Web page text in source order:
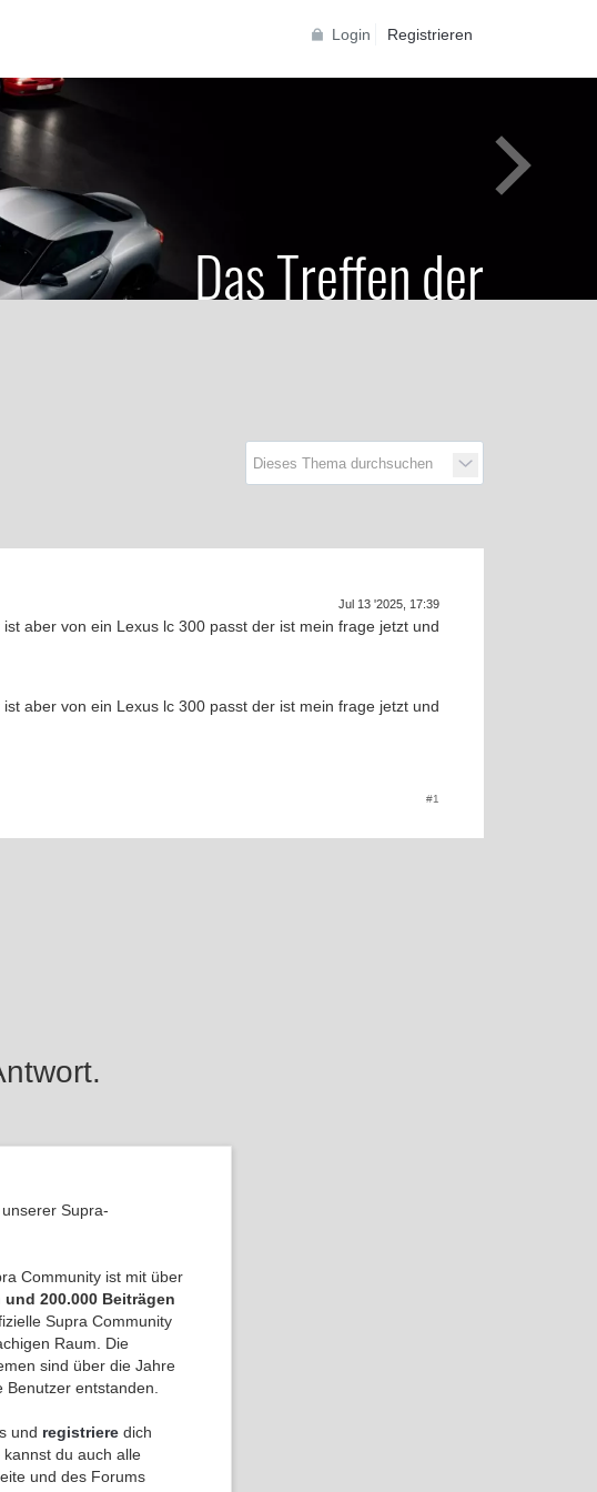
Login Registrieren
Das Treffen der
Jul 13 '2025, 17:39
aber von ein Lexus lc 300 passt der ist mein frage jetzt und
aber von ein Lexus lc 300 passt der ist mein frage jetzt und
#1
Supra-
Community ist mit über
und 200.000 Beiträgen
Supra Community
Raum. Die
sind über die Jahre
Benutzer entstanden.
und registriere dich
du auch alle
und des Forums